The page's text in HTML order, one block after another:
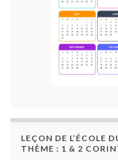
LEÇON DE L’ÉCOLE
THÈME : 1 & 2